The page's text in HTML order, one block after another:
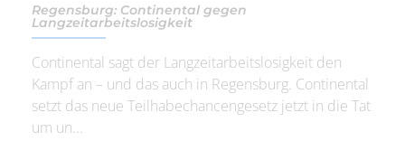
Regensburg: Continental gegen
Langzeitarbeitslosigkeit
Continental sagt der Langzeitarbeitslosigkeit den
Kampf an – und das auch in Regensburg. Continental
setzt das neue Teilhabechancengesetz jetzt in die Tat
um un...